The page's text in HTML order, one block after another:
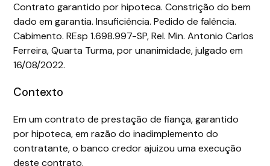
Contrato garantido por hipoteca. Constrição do bem
dado em garantia. Insuficiência. Pedido de falência.
Cabimento. REsp 1.698.997-SP, Rel. Min. Antonio Carlos
Ferreira, Quarta Turma, por unanimidade, julgado em
16/08/2022.
Contexto
Em um contrato de prestação de fiança, garantido
por hipoteca, em razão do inadimplemento do
contratante, o banco credor ajuizou uma execução
deste contrato.